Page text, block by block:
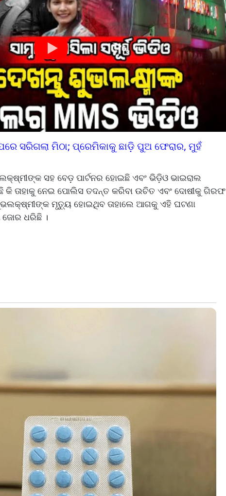
ସରିଗଲା ମିଠା; ପ୍ରେମିକାକୁ ଛାଡ଼ି ପୁଅ ଫେରାର, ମୁହଁ
ସହ ବେଡ଼ ପାର୍ଟନର ହୋଇଛି ଏବଂ ଭିଡ଼ିଓ ଭାଇରାଲ
ତାହାକୁ ନେଇ ପୋଲିସ ତଦନ୍ତ କରିବା ଉଚିତ ଏବଂ ଦୋଷୀକୁ ଗିରଫ
ମୃତ୍ୟୁ ହୋଇଥିବ ତାହାଲେ ଆଗକୁ ଏହି ଘଟଣା
ଜୋର ଧରିଛି ।